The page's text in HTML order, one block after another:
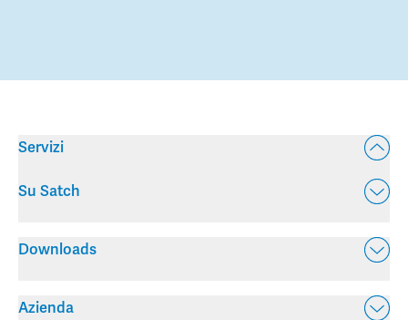
Servizi
Su Satch
Downloads
Azienda